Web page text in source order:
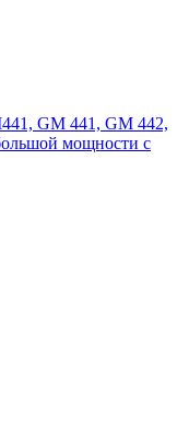
GM 441, GM 442,
мощности с